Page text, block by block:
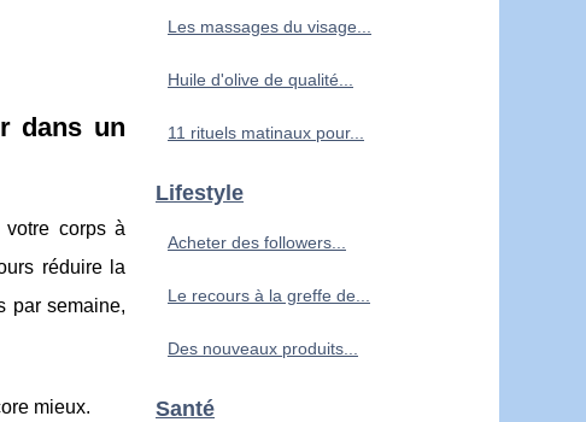
dans un
corps à
réduire la
par semaine,
mieux.
Les massages du visage...
Huile d'olive de qualité...
11 rituels matinaux pour...
Lifestyle
Acheter des followers...
Le recours à la greffe de...
Des nouveaux produits...
Santé